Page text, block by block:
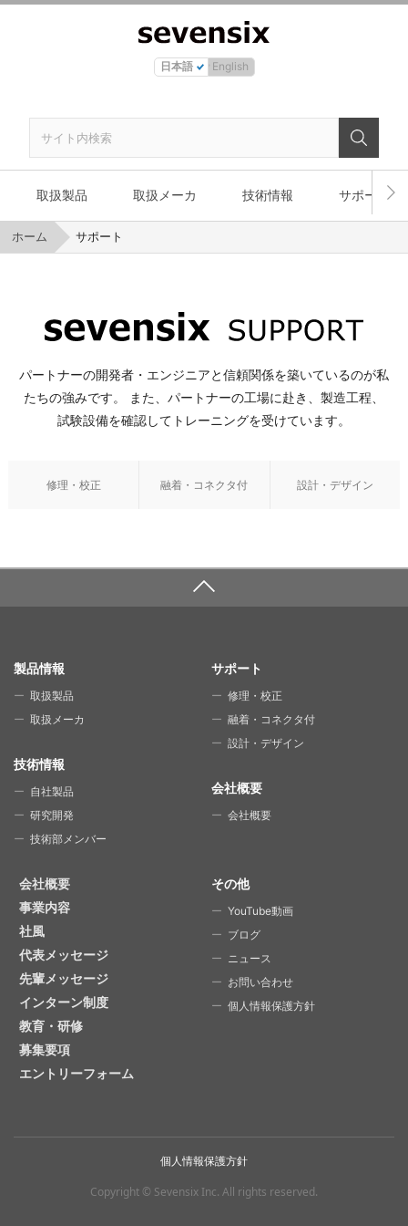
日本語 English
取扱製品 取扱メーカ 技術情報 サポート
ホーム サポート
パートナーの開発者・エンジニアと信頼関係を築いているのが私
たちの強みです。
また、パートナーの工場に赴き、製造工程、
試験設備を確認してトレーニングを受けています。
修理・校正 融着・コネクタ付 設計・デザイン
SITE MAP
製品情報
取扱製品
取扱メーカ
技術情報
自社製品
研究開発
技術部メンバー
サポート
修理・校正
融着・コネクタ付
設計・デザイン
会社概要
会社概要
会社概要
事業内容
社風
代表メッセージ
先輩メッセージ
インターン制度
教育・研修
募集要項
エントリーフォーム
その他
YouTube動画
ブログ
ニュース
お問い合わせ
個人情報保護方針
個人情報保護方針
Copyright © Sevensix Inc. All rights reserved.